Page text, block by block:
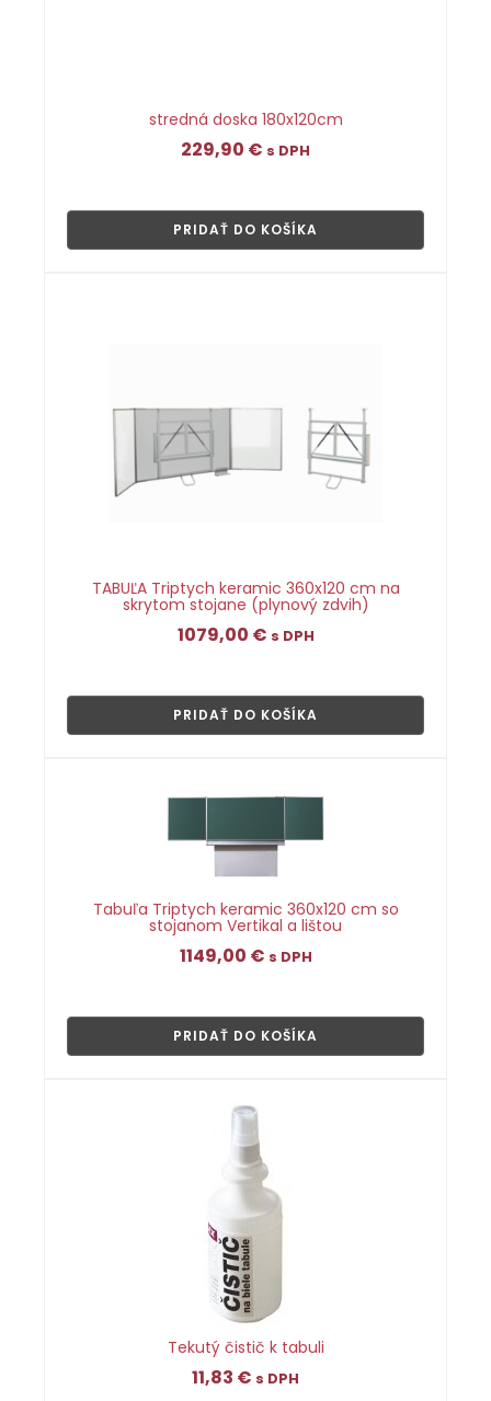
stredná doska 180x120cm
229,90 € s DPH
PRIDAŤ DO KOŠÍKA
TABUĽA Triptych keramic 360x120 cm na
skrytom stojane (plynový zdvih)
1079,00 € s DPH
PRIDAŤ DO KOŠÍKA
Tabuľa Triptych keramic 360x120 cm so
stojanom Vertikal a lištou
1149,00 € s DPH
PRIDAŤ DO KOŠÍKA
Tekutý čistič k tabuli
11,83 € s DPH